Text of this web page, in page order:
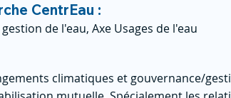
CentrEau :
de l'eau, Axe Usages de l'eau
climatiques et gouvernance/